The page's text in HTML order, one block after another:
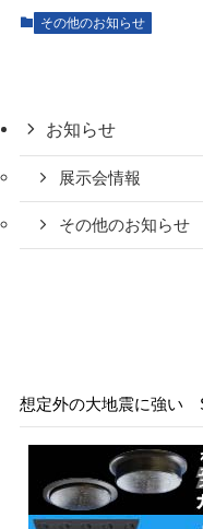
その他のお知らせ
お知らせ
展示会情報
その他のお知らせ
想定外の大地震に強い